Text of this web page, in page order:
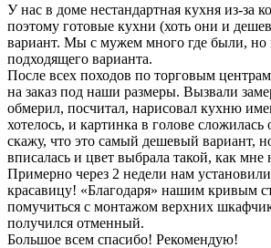
У нас в доме нестандартная кухня из-за
поэтому готовые кухни (хоть они и
вариант. Мы с мужем много где были, но
подходящего варианта.
После всех походов по торговым
на заказ под наши размеры. Вызвали
обмерил, посчитал, нарисовал кухню
хотелось, и картинка в голове сложилась
скажу, что это самый дешевый вариант,
вписалась и цвет выбрала такой, как мне
Примерно через 2 недели нам
красавицу! «Благодаря» нашим кривым
помучиться с монтажом верхних
получился отменный.
Большое всем спасибо! Рекомендую!